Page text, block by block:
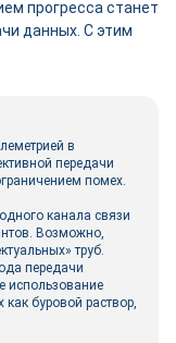
прогресса станет
данных. С этим
в
передачи
помех.
канала связи
Возможно,
труб.
передачи
использование
как буровой раствор,